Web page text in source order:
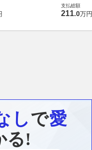
支払総額
211.0万円
しで愛
る!